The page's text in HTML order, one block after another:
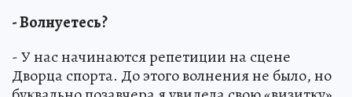
- Волнуетесь?
- У нас начинаются репетиции на сцене
Дворца спорта. До этого волнения не было, но